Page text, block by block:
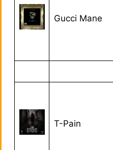
Gucci Mane
T-Pain